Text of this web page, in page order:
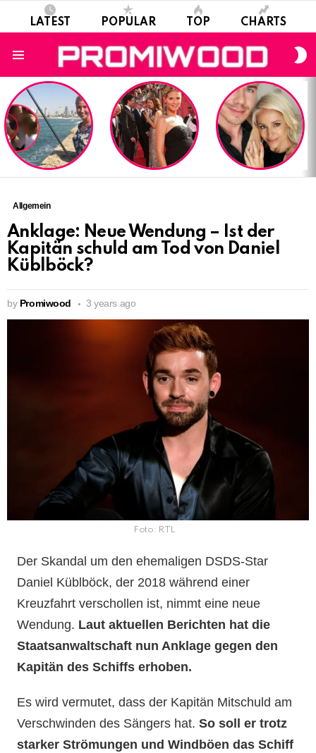
LATEST POPULAR TOP CHARTS
LATEST
STORIES
Allgemein
Anklage: Neue Wendung – Ist der
Kapitän schuld am Tod von Daniel
Küblböck?
by Promiwood 3 years ago
Foto: RTL
Der Skandal um den ehemaligen DSDS-Star
Daniel Küblböck, der 2018 während einer
Kreuzfahrt verschollen ist, nimmt eine neue
Wendung. Laut aktuellen Berichten hat die
Staatsanwaltschaft nun Anklage gegen den
Kapitän des Schiffs erhoben.
Es wird vermutet, dass der Kapitän Mitschuld am
Verschwinden des Sängers hat.So soll er trotz
starker Strömungen und Windböen das Schiff